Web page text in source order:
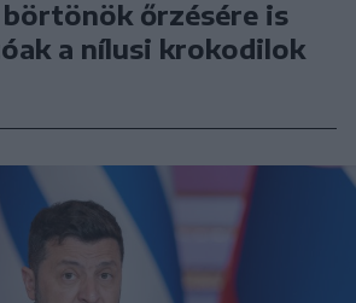
őrzésére is
a nílusi krokodilok